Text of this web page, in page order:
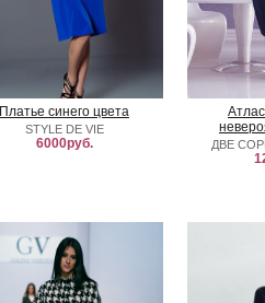
Платье синего цвета
STYLE DE VIE
6000руб. ДВЕ